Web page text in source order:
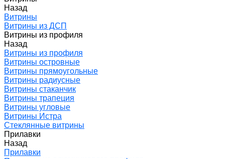
Назад
Витрины
Витрины из ДСП
Витрины из профиля
Назад
Витрины из профиля
Витрины островные
Витрины прямоугольные
Витрины радиусные
Витрины стаканчик
Витрины трапеция
Витрины угловые
Витрины Истра
Стеклянные витрины
Прилавки
Назад
Прилавки